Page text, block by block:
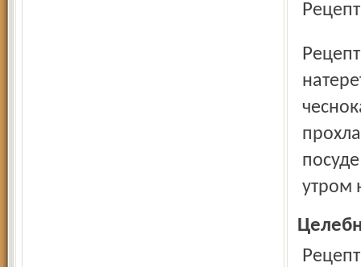
Рецепт 5. 10 лимонов с кожурой, но без косточек,
утром
Рецепт 1. Смешать в равных частях по объему свежие